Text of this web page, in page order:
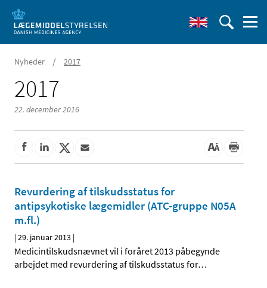
Nyheder / 2017
2017
22. december 2016
Revurdering af tilskudsstatus for
antipsykotiske lægemidler (ATC-gruppe N05A
m.fl.)
|29. januar 2013 |
Medicintilskudsnævnet vil i foråret 2013 påbegynde
arbejdet med revurdering af tilskudsstatus for…